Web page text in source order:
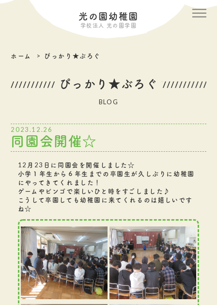
光の園幼稚園
学校法人 光の園学園
メニ
ホーム ぴっかり★ぶろぐ
ぴっかり★ぶろぐ
BLOG
2023.12.26
同園会開催☆
12月23日に同園会を開催しました☆
小学１年生から６年生までの卒園生が久しぶりに幼稚園
にやってきてくれました！
ゲームやビンゴで楽しいひと時をすごしました♪
こうして卒園しても幼稚園に来てくれるのは嬉しいです
ね☆